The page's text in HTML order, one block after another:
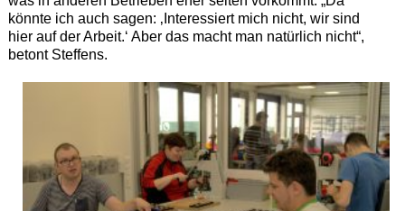
könnte ich auch sagen: ‚Interessiert mich nicht, wir sind
hier auf der Arbeit.‘ Aber das macht man natürlich nicht“,
betont Steffens.